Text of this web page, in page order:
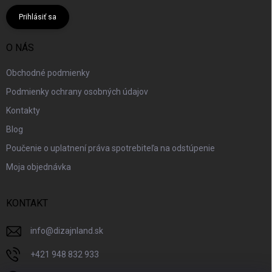
Prihlásiť sa
O NÁS
Obchodné podmienky
Podmienky ochrany osobných údajov
Kontakty
Blog
Poučenie o uplatnení práva spotrebiteľa na odstúpenie
Moja objednávka
KONTAKT
info@dizajnland.sk
+421 948 832 933